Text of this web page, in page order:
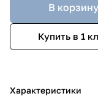
В корзину
Купить в 1
Характеристики